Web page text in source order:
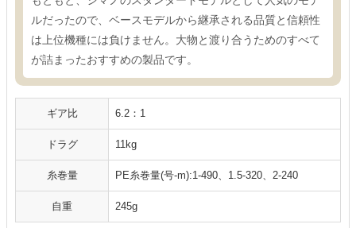
ルだったので、ベースモデルから継承される品質と信頼性
は上位機種には負けません。大物と渡り合うためのすべて
が詰まったおすすめの製品です。
ギア比 6.2：1
ドラグ 11kg
糸巻量 PE糸巻量(号-m):1-490、1.5-320、2-240
自重 245g